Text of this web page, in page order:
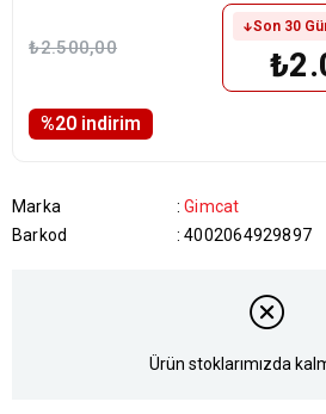
%20 i̇ndirim
₺2.500,00
Son 30
Marka : Gimcat
Barkod
: 4002064929897
Ürün stoklarımızda